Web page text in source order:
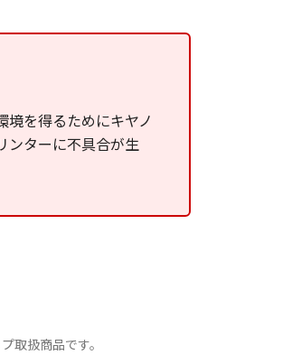
を得るためにキヤノ
ンターに不具合が生
取扱商品です。